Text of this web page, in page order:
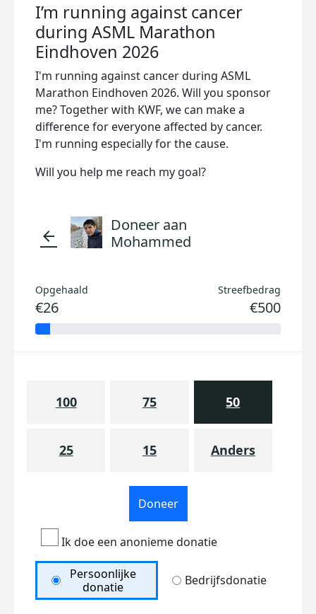
I’m running against cancer
during ASML Marathon
Eindhoven 2026
I'm running against cancer during ASML
Marathon Eindhoven 2026. Will you sponsor
me? Together with KWF, we can make a
difference for everyone affected by cancer.
I'm running especially for the cause.
Will you help me reach my goal?
arrow_back
Doneer aan
Mohammed
Opgehaald
€26
Streefbedrag
€500
100 75 50
25 15 Anders
Doneer
Ik doe een anonieme donatie
Persoonlijke
donatie
Bedrijfsdonatie